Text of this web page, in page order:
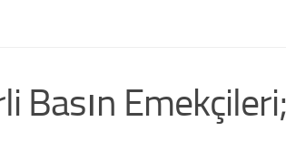
Basın Emekçileri;